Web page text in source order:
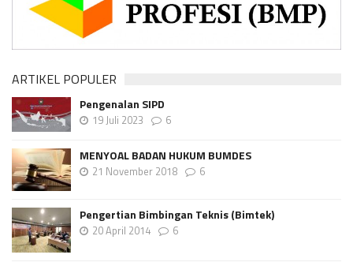
ARTIKEL POPULER
Pengenalan SIPD
19 Juli 2023 6
MENYOAL BADAN HUKUM BUMDES
21 November 2018 6
Pengertian Bimbingan Teknis (Bimtek)
20 April 2014 6